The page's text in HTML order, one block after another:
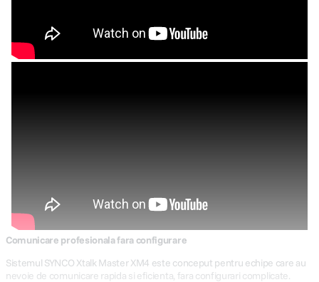
Sistemul SYNCO Xtalk Master XM4 este conceput pentru echipe care au